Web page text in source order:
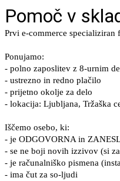
Pomoč v
Prvi e-commerce
Ponujamo:
- polno zaposlitev z 8-urnim
- ustrezno in redno plačilo
- prijetno okolje za delo
- lokacija: Ljubljana, Tržaška
Iščemo osebo, ki:
- je ODGOVORNA in
- se ne boji novih izzivov (si
- je računalniško pismena
- ima čut za so-ljudi